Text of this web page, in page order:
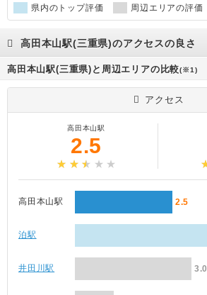
県内のトップ評価 周辺エリアの評価
高田本山駅(三重県)のアクセスの良さ
高田本山駅(三重県)と周辺エリアの比較(※1)
アクセス
高田本山駅
2.5
高田本山駅 2.5
泊駅
井田川駅 3.0